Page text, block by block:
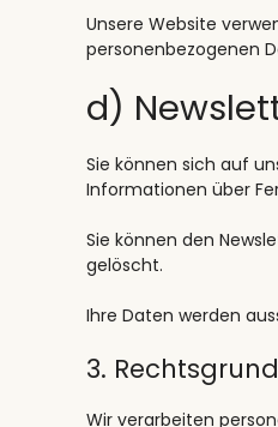
Unsere Website
personenbezogenen
d)
Sie können sich auf
Informationen über
Sie können den
gelöscht.
Ihre Daten werden
3.
Wir verarbeiten